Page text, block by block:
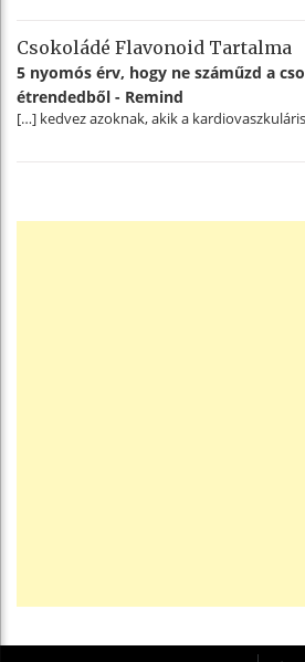
Csokoládé Flavonoid Tartalma
5 nyomós érv, hogy ne száműzd a
étrendedből - Remind
[…] kedvez azoknak, akik a